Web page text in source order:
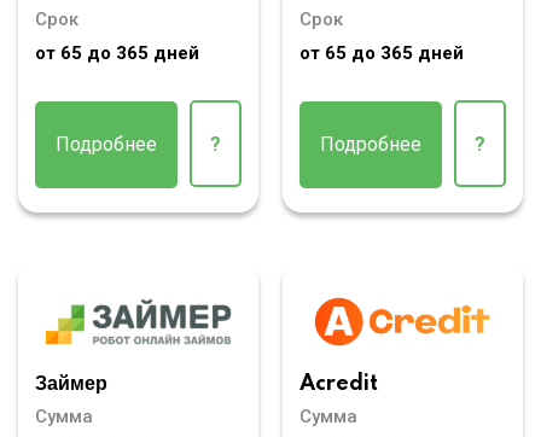
Срок
от 65 до 365 дней
Подробнее ?
Срок
от 65 до 365 дней
Подробнее ?
Займер
Сумма
Acredit
Сумма